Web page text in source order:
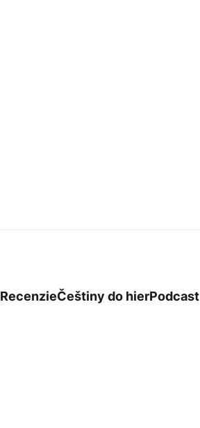
RecenzieČeštiny do hierPodcast